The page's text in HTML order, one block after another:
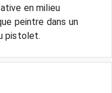
en milieu
peintre dans un
pistolet.